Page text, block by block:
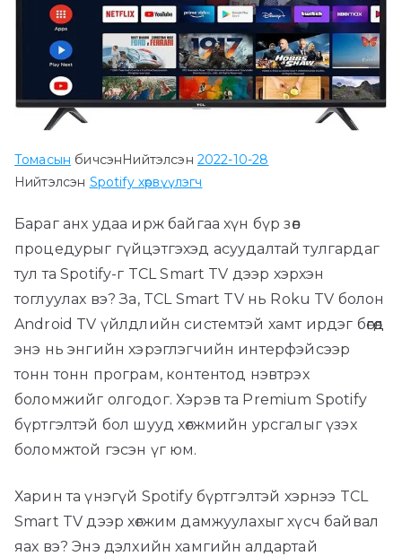
Томасын бичсэнНийтэлсэн 2022-10-28
Нийтэлсэн Spotify хөрвүүлэгч
Бараг анх удаа ирж байгаа хүн бүр зөв
процедурыг гүйцэтгэхэд асуудалтай тулгардаг
тул та Spotify-г TCL Smart TV дээр хэрхэн
тоглуулах вэ? За, TCL Smart TV нь Roku TV болон
Android TV үйлдлийн системтэй хамт ирдэг бөгөөд
энэ нь энгийн хэрэглэгчийн интерфэйсээр
тонн тонн програм, контентод нэвтрэх
боломжийг олгодог. Хэрэв та Premium Spotify
бүртгэлтэй бол шууд хөгжмийн урсгалыг үзэх
боломжтой гэсэн үг юм.
Харин та үнэгүй Spotify бүртгэлтэй хэрнээ TCL
Smart TV дээр хөгжим дамжуулахыг хүсч байвал
яах вэ? Энэ дэлхийн хамгийн алдартай